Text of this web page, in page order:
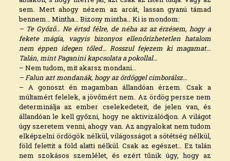
sem. Mert ahogy nézem az arcát, lassan gyanú támad
bennem… Mintha… Bizony mintha… Ki is mondom:
– Te Győző… Ne értsd félre, de néha az az érzésem, hogy a
fekete mágia, vagyis bizonyos ellenőrizhetetlen hatalom
nem éppen idegen tőled… Rosszul fejezem ki magamat…
Talán, mint Paganini kapcsolata a pokollal…
– Nem tudom, mit akarsz mondani…
– Falun azt mondanák, hogy az ördöggel cimborálsz…
– A gonoszt én magamban állandóan érzem. Csak a
múltamért felelek, a jövőmért nem. Az ördög persze nem
determinálja az ember cselekedeteit, de jelen van, és
állandóan le kell győzni, hogy ne aktivizálódjon. A világot
úgy szeretem venni, ahogy van. Az angyalokat nem tudom
elképzelni ördögök nélkül, világosságot a sötétség nélkül,
föld felettit a föld alatti nélkül. Csak az egészet… Ez talán
nem szokásos szemlélet, és ezért tűnik úgy, hogy az